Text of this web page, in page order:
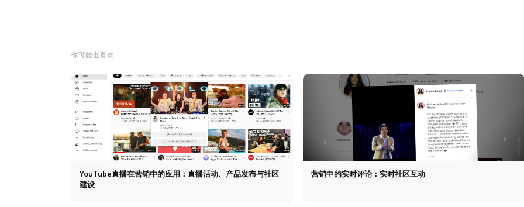
你可能也喜欢
YouTube直播在营销中的应用：直播活动、产品发布与社区
建设
营销中的实时评论：实时社区互动